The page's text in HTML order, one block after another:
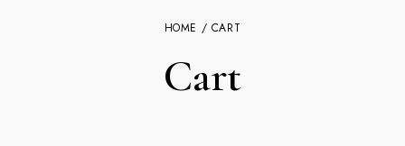
HOME / CART
Cart